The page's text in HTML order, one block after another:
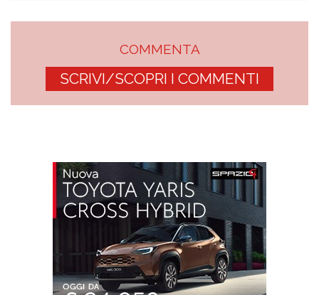
COMMENTA
SCRIVI/SCOPRI I COMMENTI